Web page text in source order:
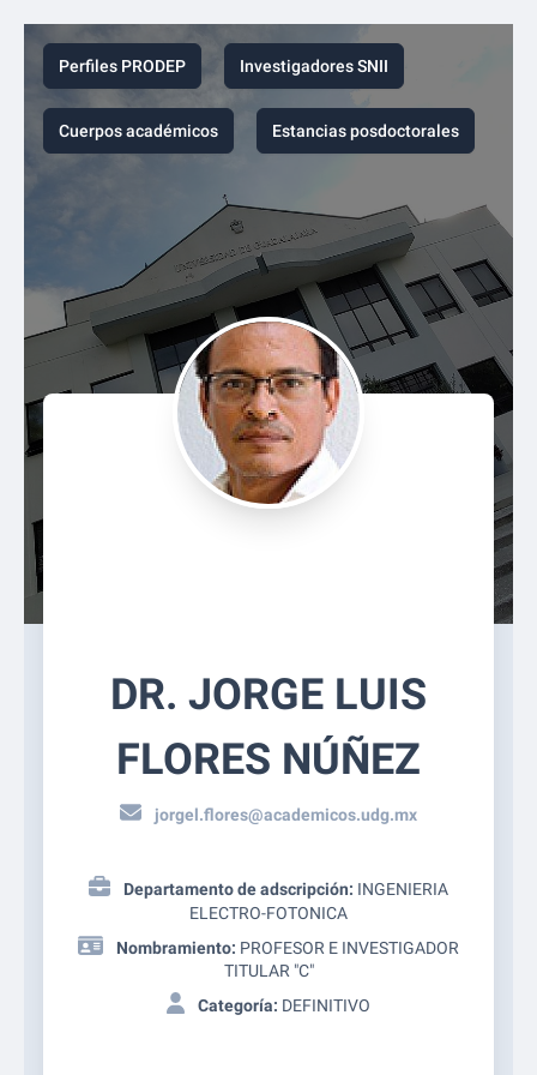
Perfiles PRODEP Investigadores SNII
Cuerpos académicos Estancias posdoctorales
DR. JORGE LUIS
FLORES NÚÑEZ
jorgel.flores@academicos.udg.mx
Departamento de adscripción: INGENIERIA
ELECTRO-FOTONICA
Nombramiento: PROFESOR E INVESTIGADOR
TITULAR "C"
Categoría: DEFINITIVO